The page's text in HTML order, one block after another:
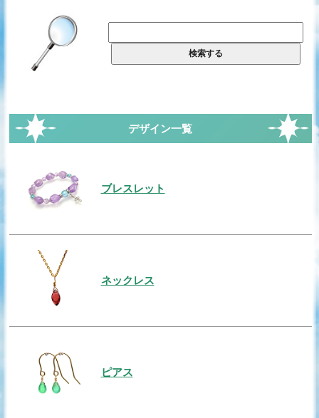
デザイン一覧
ブレスレット
ネックレス
ピアス